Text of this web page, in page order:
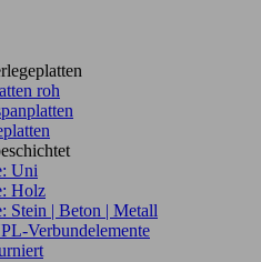
roh
Uni
Holz
Stein | Beton | Metall
Verbundelemente